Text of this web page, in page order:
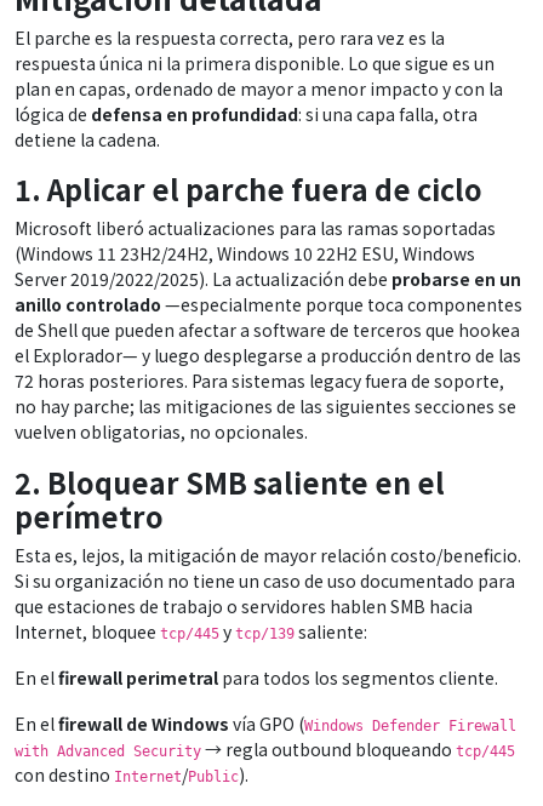
El parche es la respuesta correcta, pero rara vez es la
respuesta única ni la primera disponible. Lo que sigue es un
plan en capas, ordenado de mayor a menor impacto y con la
lógica de defensa en profundidad: si una capa falla, otra
detiene la cadena.
1. Aplicar el parche fuera de ciclo
Microsoft liberó actualizaciones para las ramas soportadas
(Windows 11 23H2/24H2, Windows 10 22H2 ESU, Windows
Server 2019/2022/2025). La actualización debe probarse en un
anillo controlado —especialmente porque toca componentes
de Shell que pueden afectar a software de terceros que hookea
el Explorador— y luego desplegarse a producción dentro de las
72 horas posteriores. Para sistemas legacy fuera de soporte,
no hay parche; las mitigaciones de las siguientes secciones se
vuelven obligatorias, no opcionales.
2. Bloquear SMB saliente en el
perímetro
Esta es, lejos, la mitigación de mayor relación costo/beneficio.
Si su organización no tiene un caso de uso documentado para
que estaciones de trabajo o servidores hablen SMB hacia
Internet, bloquee tcp/445 y tcp/139 saliente:
En elfirewall perimetral para todos los segmentos cliente.
En elfirewall de Windows vía GPO (Windows Defender Firewall
with Advanced Security → regla outbound bloqueando tcp/445
con destino Internet/Public).